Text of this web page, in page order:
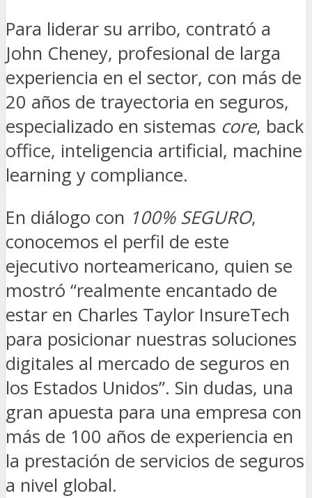
Para liderar su arribo, contrató a
John Cheney, profesional de larga
experiencia en el sector, con más de
20 años de trayectoria en seguros,
especializado en sistemas core, back
office, inteligencia artificial, machine
learning y compliance.
En diálogo con 100% SEGURO,
conocemos el perfil de este
ejecutivo norteamericano, quien se
mostró “realmente encantado de
estar en Charles Taylor InsureTech
para posicionar nuestras soluciones
digitales al mercado de seguros en
los Estados Unidos”. Sin dudas, una
gran apuesta para una empresa con
más de 100 años de experiencia en
la prestación de servicios de seguros
a nivel global.